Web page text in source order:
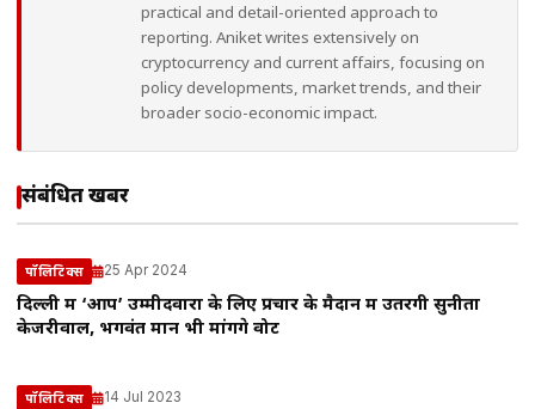
practical and detail-oriented approach to
reporting. Aniket writes extensively on
cryptocurrency and current affairs, focusing on
policy developments, market trends, and their
broader socio-economic impact.
संबंधित खबरें
पॉलिटिक्स 25 Apr 2024
दिल्ली में ‘आप’ उम्मीदवारों के लिए प्रचार के मैदान में उतरेंगी सुनीता
केजरीवाल, भगवंत मान भी मांगेंगे वोट
पॉलिटिक्स 14 Jul 2023